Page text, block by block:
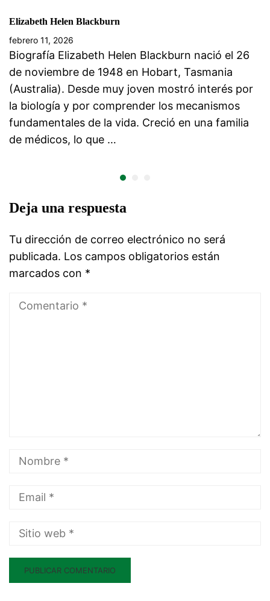
Elizabeth Helen Blackburn
febrero 11, 2026
Biografía Elizabeth Helen Blackburn nació el 26
de noviembre de 1948 en Hobart, Tasmania
(Australia). Desde muy joven mostró interés por
la biología y por comprender los mecanismos
fundamentales de la vida. Creció en una familia
de médicos, lo que …
Deja una respuesta
Tu dirección de correo electrónico no será
publicada. Los campos obligatorios están
marcados con *